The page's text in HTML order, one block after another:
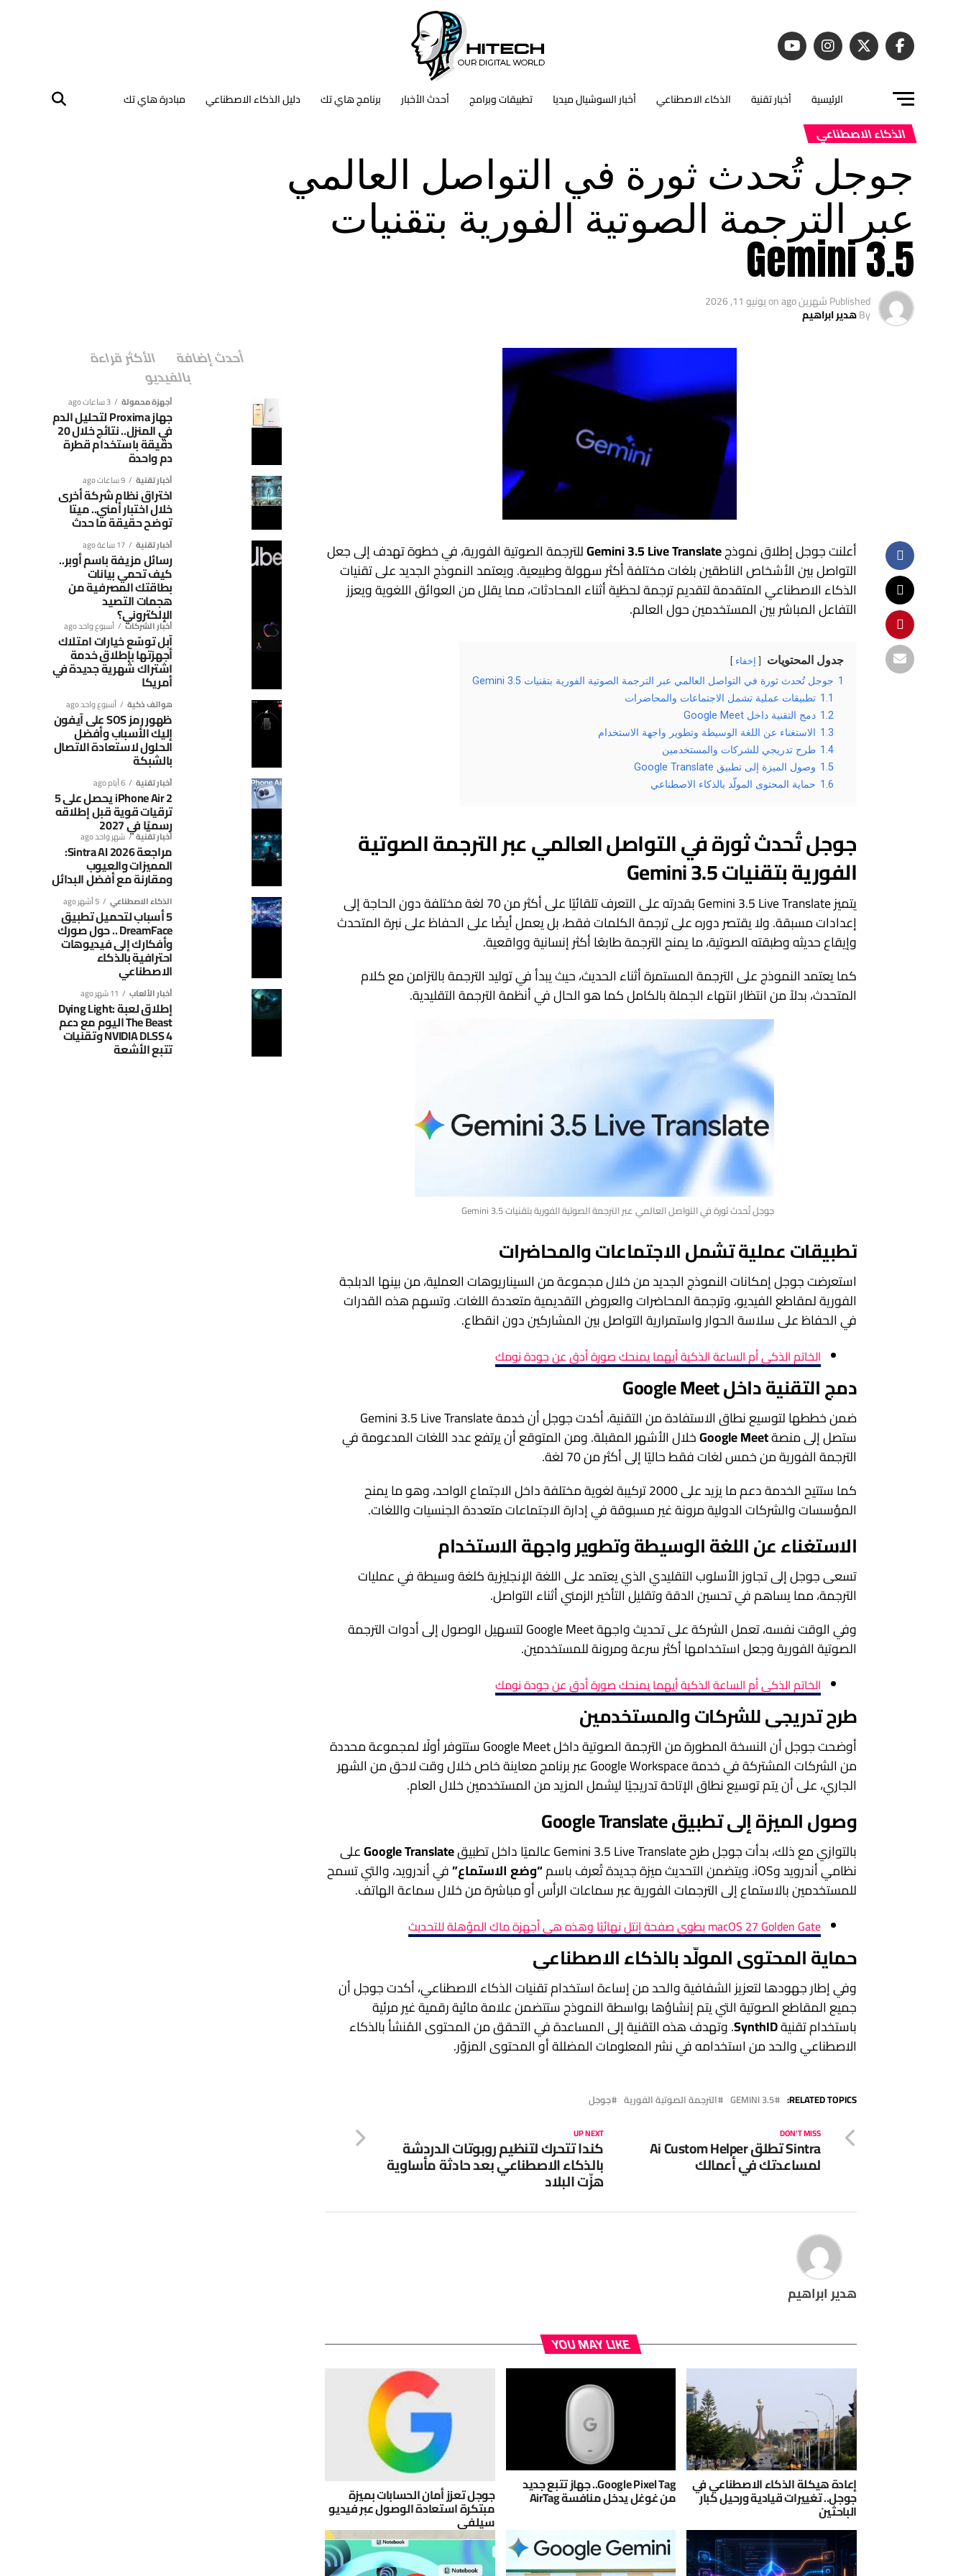
الرئيسية أخبار تقنية الذكاء الاصطناعي أخبار السوشيال ميديا تطبيقات وبرامج أحدث الأخبار برنامج هاي تك دليل الذكاء الاصطناعي مبادرة هاي تك
الذكاء الاصطناعي
جوجل تُحدث ثورة في التواصل العالمي
عبر الترجمة الصوتية الفورية بتقنيات
Gemini 3.5
Publishedشهرين ago onيونيو 11, 2026
Byهدير ابراهيم
أعلنت جوجل إطلاق نموذجGemini 3.5 Live Translateللترجمة الصوتية الفورية، في خطوة تهدف إلى جعل
التواصل بين الأشخاص الناطقين بلغات مختلفة أكثر سهولة وطبيعية. ويعتمد النموذج الجديد على تقنيات
الذكاء الاصطناعي المتقدمة لتقديم ترجمة لحظية أثناء المحادثات، مما يقلل من العوائق اللغوية ويعزز
التفاعل المباشر بين المستخدمين حول العالم.
جدول المحتويات إخفاء
1 جوجل تُحدث ثورة في التواصل العالمي عبر الترجمة الصوتية الفورية بتقنيات Gemini 3.5
1.1 تطبيقات عملية تشمل الاجتماعات والمحاضرات
1.2 دمج التقنية داخل Google Meet
1.3 الاستغناء عن اللغة الوسيطة وتطوير واجهة الاستخدام
1.4 طرح تدريجي للشركات والمستخدمين
1.5 وصول الميزة إلى تطبيق Google Translate
1.6 حماية المحتوى المولّد بالذكاء الاصطناعي
جوجل تُحدث ثورة في التواصل العالمي عبر الترجمة الصوتية
الفورية بتقنيات Gemini 3.5
يتميز Gemini 3.5 Live Translate بقدرته على التعرف تلقائيًا على أكثر من 70 لغة مختلفة دون الحاجة إلى
إعدادات مسبقة. ولا يقتصر دوره على ترجمة الكلمات فقط، بل يعمل أيضًا على الحفاظ على نبرة المتحدث
وإيقاع حديثه وطبقته الصوتية، ما يمنح الترجمة طابعًا أكثر إنسانية وواقعية.
كما يعتمد النموذج على الترجمة المستمرة أثناء الحديث، حيث يبدأ في توليد الترجمة بالتزامن مع كلام
المتحدث، بدلاً من انتظار انتهاء الجملة بالكامل كما هو الحال في أنظمة الترجمة التقليدية.
جوجل تُحدث ثورة في التواصل العالمي عبر الترجمة الصوتية الفورية بتقنيات Gemini 3.5
تطبيقات عملية تشمل الاجتماعات والمحاضرات
استعرضت جوجل إمكانات النموذج الجديد من خلال مجموعة من السيناريوهات العملية، من بينها الدبلجة
الفورية لمقاطع الفيديو، وترجمة المحاضرات والعروض التقديمية متعددة اللغات. وتسهم هذه القدرات
في الحفاظ على سلاسة الحوار واستمرارية التواصل بين المشاركين دون انقطاع.
الخاتم الذكي أم الساعة الذكية أيهما يمنحك صورة أدق عن جودة نومك
دمج التقنية داخل Google Meet
ضمن خططها لتوسيع نطاق الاستفادة من التقنية، أكدت جوجل أن خدمة Gemini 3.5 Live Translate
ستصل إلى منصةGoogle Meetخلال الأشهر المقبلة. ومن المتوقع أن يرتفع عدد اللغات المدعومة في
الترجمة الفورية من خمس لغات فقط حاليًا إلى أكثر من 70 لغة.
كما ستتيح الخدمة دعم ما يزيد على 2000 تركيبة لغوية مختلفة داخل الاجتماع الواحد، وهو ما يمنح
المؤسسات والشركات الدولية مرونة غير مسبوقة في إدارة الاجتماعات متعددة الجنسيات واللغات.
الاستغناء عن اللغة الوسيطة وتطوير واجهة الاستخدام
تسعى جوجل إلى تجاوز الأسلوب التقليدي الذي يعتمد على اللغة الإنجليزية كلغة وسيطة في عمليات
الترجمة، مما يساهم في تحسين الدقة وتقليل التأخير الزمني أثناء التواصل.
وفي الوقت نفسه، تعمل الشركة على تحديث واجهة Google Meet لتسهيل الوصول إلى أدوات الترجمة
الصوتية الفورية وجعل استخدامها أكثر سرعة ومرونة للمستخدمين.
الخاتم الذكي أم الساعة الذكية أيهما يمنحك صورة أدق عن جودة نومك
طرح تدريجي للشركات والمستخدمين
أوضحت جوجل أن النسخة المطورة من الترجمة الصوتية داخل Google Meet ستتوفر أولًا لمجموعة محددة
من الشركات المشتركة في خدمة Google Workspace عبر برنامج معاينة خاص خلال وقت لاحق من الشهر
الجاري، على أن يتم توسيع نطاق الإتاحة تدريجيًا ليشمل المزيد من المستخدمين خلال العام.
وصول الميزة إلى تطبيق Google Translate
بالتوازي مع ذلك، بدأت جوجل طرح Gemini 3.5 Live Translate عالميًا داخل تطبيق Google Translateعلى
نظامي أندرويد وiOS. ويتضمن التحديث ميزة جديدة تُعرف باسم
“وضع الاستماع”في أندرويد، والتي تسمح
للمستخدمين بالاستماع إلى الترجمات الفورية عبر سماعات الرأس أو مباشرة من خلال سماعة الهاتف.
macOS 27 Golden Gate يطوي صفحة إنتل نهائيًا وهذه هي أجهزة ماك المؤهلة للتحديث
حماية المحتوى المولّد بالذكاء الاصطناعي
وفي إطار جهودها لتعزيز الشفافية والحد من إساءة استخدام تقنيات الذكاء الاصطناعي، أكدت جوجل أن
جميع المقاطع الصوتية التي يتم إنشاؤها بواسطة النموذج ستتضمن علامة مائية رقمية غير مرئية
باستخدام تقنيةSynthID. وتهدف هذه التقنية إلى المساعدة في التحقق من المحتوى المُنشأ بالذكاء
الاصطناعي والحد من استخدامه في نشر المعلومات المضللة أو المحتوى المزوّر.
RELATED TOPICS:
GEMINI 3.5 الترجمة الصوتية الفورية جوجل
UP NEXT
كندا تتحرك لتنظيم روبوتات الدردشة
بالذكاء الاصطناعي بعد حادثة مأساوية
هزّت البلاد
DON'T MISS
Sintra تطلق Ai Custom Helper
لمساعدتك في أعمالك
هدير ابراهيم
YOU MAY LIKE
إعادة هيكلة الذكاء الاصطناعي في
جوجل.. تغييرات قيادية ورحيل كبار
الباحثين
Google Pixel Tag.. جهاز تتبع جديد
من غوغل يدخل منافسة AirTag جوجل تعزز أمان الحسابات بميزة
مبتكرة استعادة الوصول عبر فيديو
سيلفي
أحدث إضافة
الأكثر قراءة
بالفيديو
أجهزة محمولة 3 ساعات ago
جهاز Proxima لتحليل الدم
في المنزل.. نتائج خلال 20
دقيقة باستخدام قطرة
دم واحدة
أخبار تقنية 9 ساعات ago
اختراق نظام شركة أخرى
خلال اختبار أمني.. ميتا
توضح حقيقة ما حدث
أخبار تقنية 17 ساعة ago
رسائل مزيفة باسم أوبر..
كيف تحمي بيانات
بطاقتك المصرفية من
هجمات التصيد
الإلكتروني؟
أخبار الشركات أسبوع واحد ago
آبل توسّع خيارات امتلاك
أجهزتها بإطلاق خدمة
اشتراك شهرية جديدة في
أمريكا
هواتف ذكية أسبوع واحد ago
ظهور رمز SOS على آيفون
إليك الأسباب وأفضل
الحلول لاستعادة الاتصال
بالشبكة
أخبار تقنية 6 أيام ago
iPhone Air 2 يحصل على 5
ترقيات قوية قبل إطلاقه
رسميًا في 2027
أخبار تقنية شهر واحد ago
مراجعة Sintra AI 2026:
المميزات والعيوب
ومقارنة مع أفضل البدائل
الذكاء الاصطناعي 5 أشهر ago
5 أسباب لتحميل تطبيق
DreamFace .. حول صورك
وأفكارك إلى فيديوهات
احترافية بالذكاء
الاصطناعي
أخبار الألعاب 11 شهر ago
إطلاق لعبة Dying Light:
The Beast اليوم مع دعم
NVIDIA DLSS 4 وتقنيات
تتبع الأشعة